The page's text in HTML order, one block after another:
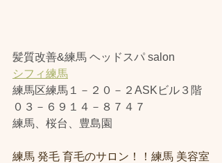
髪質改善&練馬 ヘッドスパ salon
シフィ練馬
練馬区練馬１－２０－２ASKビル３階
０３－６９１４－８７４７
練馬、桜台、豊島園
練馬 発毛 育毛のサロン！！練馬 美容室